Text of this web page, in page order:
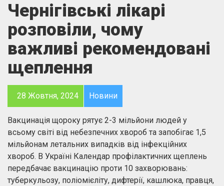
Чернігівські лікарі
розповіли, чому
важливі рекомендовані
щеплення
28 Жовтня, 2024 Новини
Вакцинація щороку рятує 2-3 мільйони людей у
всьому світі від небезпечних хвороб та запобігає 1,5
мільйонам летальних випадків від інфекційних
хвороб. В Україні Календар профілактичних щеплень
передбачає вакцинацію проти 10 захворювань:
туберкульозу, поліомієліту, дифтерії, кашлюка, правця,